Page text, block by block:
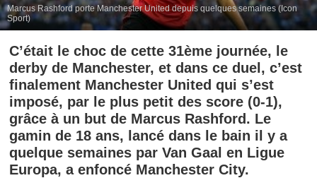
Marcus Rashford porte Manchester United depuis quelques semaines (Icon
Sport)
C’était le choc de cette 31ème journée, le
derby de Manchester, et dans ce duel, c’est
finalement Manchester United qui s’est
imposé, par le plus petit des score (0-1),
grâce à un but de Marcus Rashford. Le
gamin de 18 ans, lancé dans le bain il y a
quelque semaines par Van Gaal en Ligue
Europa, a enfoncé Manchester City.